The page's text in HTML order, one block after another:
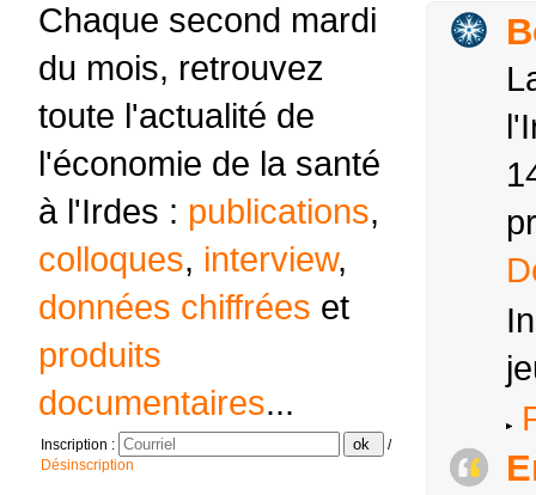
Chaque second mardi
du mois, retrouvez
toute l'actualité de
l'économie de la santé
à l'Irdes : publications,
colloques, interview,
données chiffrées et
produits
documentaires...
Inscription : ok
/
Désinscription